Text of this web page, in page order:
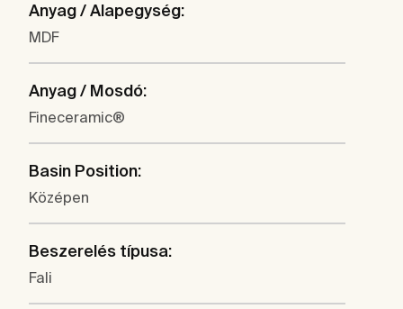
Anyag / Alapegység:
MDF
Anyag / Mosdó:
Fineceramic®
Basin Position:
Középen
Beszerelés típusa:
Fali